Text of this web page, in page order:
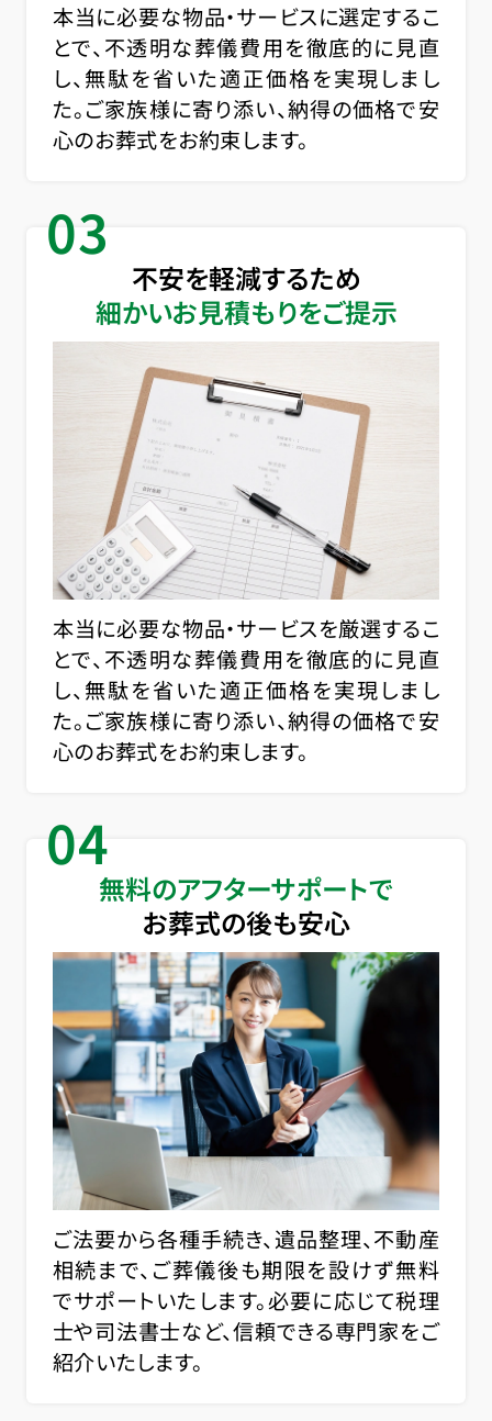
本当に必要な物品・サービスに選定するこ
とで、不透明な葬儀費用を徹底的に見直
し、無駄を省いた適正価格を実現しまし
た。ご家族様に寄り添い、納得の価格で安
心のお葬式をお約束します。
03
不安を軽減するため
細かいお見積もりをご提示
本当に必要な物品・サービスを厳選するこ
とで、不透明な葬儀費用を徹底的に見直
し、無駄を省いた適正価格を実現しまし
た。ご家族様に寄り添い、納得の価格で安
心のお葬式をお約束します。
04
無料のアフターサポートで
お葬式の後も安心
ご法要から各種手続き、遺品整理、不動産
相続まで、ご葬儀後も期限を設けず無料
でサポートいたします。必要に応じて税理
士や司法書士など、信頼できる専門家をご
紹介いたします。